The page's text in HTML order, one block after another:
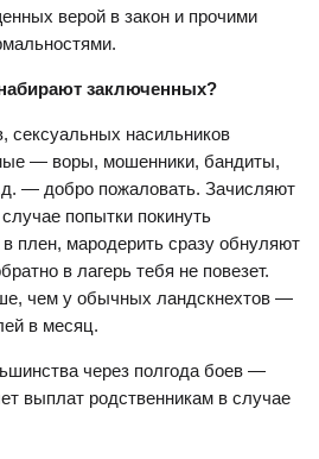
верой в закон и прочими
заключенных?
сексуальных насильников
— воры, мошенники, бандиты,
— добро пожаловать. Зачисляют
попытки покинуть
плен, мародерить сразу обнуляют
в лагерь тебя не повезет.
чем у обычных ландскнехтов —
в месяц.
через полгода боев —
выплат родственникам в случае